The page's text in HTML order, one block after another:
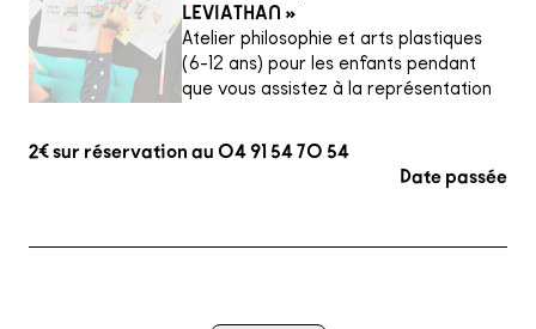
LEVIATHAN »
Atelier philosophie et arts plastiques
(6-12 ans) pour les enfants pendant
que vous assistez à la représentation
2€ sur réservation au 04 91 54 70 54
Date passée